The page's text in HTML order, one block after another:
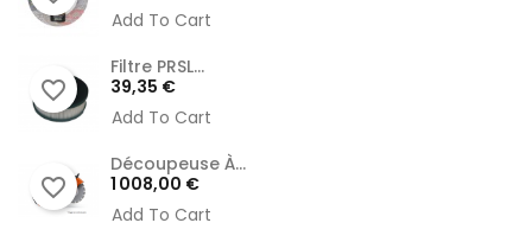
Add To Cart
Filtre PRSL...
Prix
39,35 €
Add To Cart
favorite_border
Découpeuse À...
Prix
1 008,00 €
Add To Cart
favorite_border